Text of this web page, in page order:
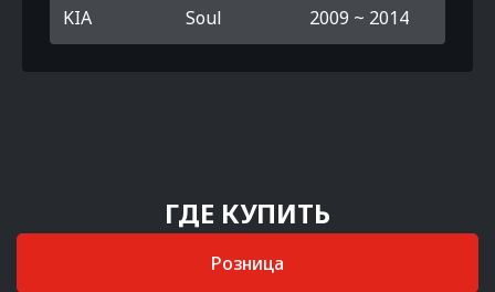
KIA Soul 2009 ~ 2014
ГДЕ КУПИТЬ
Розница